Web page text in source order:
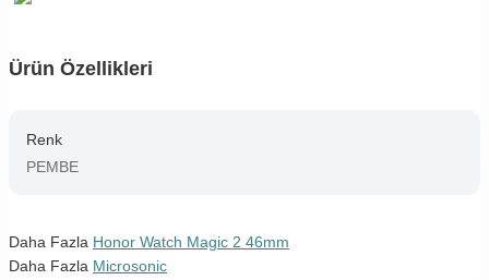
Ürün Özellikleri
Renk
PEMBE
Daha Fazla Honor Watch Magic 2 46mm
Daha Fazla Microsonic